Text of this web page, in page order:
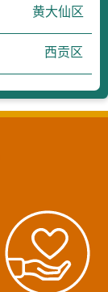
黄大仙区
西贡区